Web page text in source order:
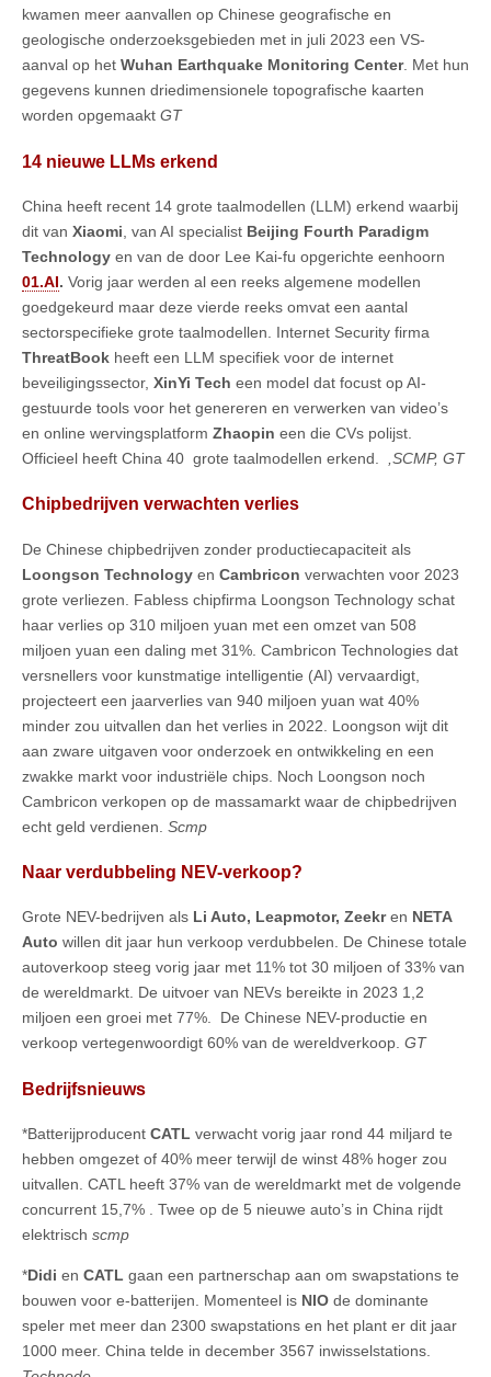
kwamen meer aanvallen op Chinese geografische en
geologische onderzoeksgebieden met in juli 2023 een VS-
aanval op het Wuhan Earthquake Monitoring Center. Met hun
gegevens kunnen driedimensionele topografische kaarten
worden opgemaakt GT
14 nieuwe LLMs erkend
China heeft recent 14 grote taalmodellen (LLM) erkend waarbij
dit van Xiaomi , van AI specialist Beijing Fourth Paradigm
Technology en van de door Lee Kai-fu opgerichte eenhoorn
01.AI. Vorig jaar werden al een reeks algemene modellen
goedgekeurd maar deze vierde reeks omvat een aantal
sectorspecifieke grote taalmodellen. Internet Security firma
ThreatBook heeft een LLM specifiek voor de internet
beveiligingssector, XinYi Tech een model dat focust op AI-
gestuurde tools voor het genereren en verwerken van video’s
en online wervingsplatform Zhaopin een die CVs polijst.
Officieel heeft China 40 grote taalmodellen erkend.
,SCMP, GT
Chipbedrijven verwachten verlies
De Chinese chipbedrijven zonder productiecapaciteit als
Loongson Technology en Cambricon verwachten voor 2023
grote verliezen. Fabless chipfirma Loongson Technology schat
haar verlies op 310 miljoen yuan met een omzet van 508
miljoen yuan een daling met 31%. Cambricon Technologies dat
versnellers voor kunstmatige intelligentie (AI) vervaardigt,
projecteert een jaarverlies van 940 miljoen yuan wat 40%
minder zou uitvallen dan het verlies in 2022. Loongson wijt dit
aan zware uitgaven voor onderzoek en ontwikkeling en een
zwakke markt voor industriële chips. Noch Loongson noch
Cambricon verkopen op de massamarkt waar de chipbedrijven
echt geld verdienen. Scmp
Naar verdubbeling NEV-verkoop?
Grote NEV-bedrijven als Li Auto, Leapmotor, Zeekren NETA
Auto willen dit jaar hun verkoop verdubbelen. De Chinese totale
autoverkoop steeg vorig jaar met 11% tot 30 miljoen of 33% van
de wereldmarkt. De uitvoer van NEVs bereikte in 2023 1,2
miljoen een groei met 77%. De Chinese NEV-productie en
verkoop vertegenwoordigt 60% van de wereldverkoop. GT
Bedrijfsnieuws
*Batterijproducent CATL verwacht vorig jaar rond 44 miljard te
hebben omgezet of 40% meer terwijl de winst 48% hoger zou
uitvallen. CATL heeft 37% van de wereldmarkt met de volgende
concurrent 15,7% . Twee op de 5 nieuwe auto’s in China rijdt
elektrisch scmp
*Didi en CATL gaan een partnerschap aan om swapstations te
bouwen voor e-batterijen. Momenteel is NIO de dominante
speler met meer dan 2300 swapstations en het plant er dit jaar
1000 meer. China telde in december 3567 inwisselstations.